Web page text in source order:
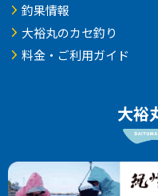
大裕
釣果情報
大裕丸のカセ釣り
料金・ご利用ガイド